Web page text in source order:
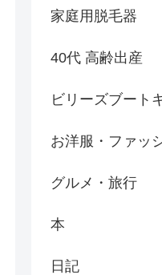
家庭用脱毛器
40代 高齢出産
ビリーズブート
お洋服・ファッ
グルメ・旅行
本
日記